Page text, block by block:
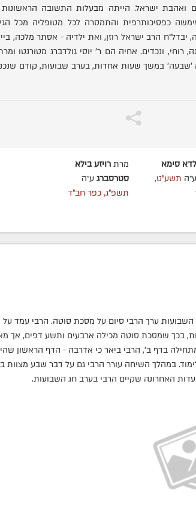
ואהבת ישראל. הייתה מבעלות התשובה הראשונות
כפסיכותרפית והתמסרה לכל מטופליה מכל
יבדל"ח הרב ישראל רוזן, ואת ילדיה - אסתר מלכה,
רוחי, ונכדים. אחיה הם ר' יוסי גולדברג מטורנטו
במשך שעות אחדות, בערב שבועות, קודם
סימא
ע״ה תשע"ט,
מרתרויזע בילא
סטרסברג ע״ה
תשפ"ג, כפר חב"ד
השבועות ערך הרבי סיום על מסכת סוטה. הרבי עמד
בכך שמסכת סוטה מכילה ארבעים ותשע דפים, אך
בדף ב', הרבי ביאר כי אדרבה - הדף הראשון
במהלך השיחה עורר הרבי גם על דבר שבע מצוות
האחרונה שקיים הרבי בערב חג השבועות.